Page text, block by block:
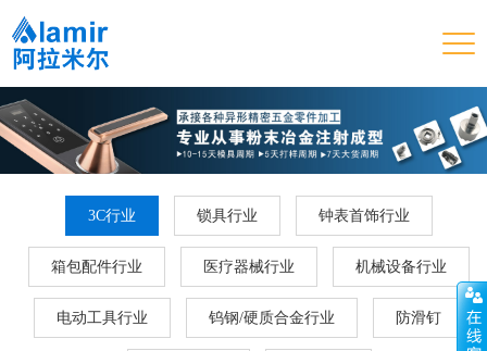
3C行业 锁具行业 钟表首饰行业
箱包配件行业 医疗器械行业 机械设备行业
电动工具行业 钨钢/硬质合金行业 防滑钉